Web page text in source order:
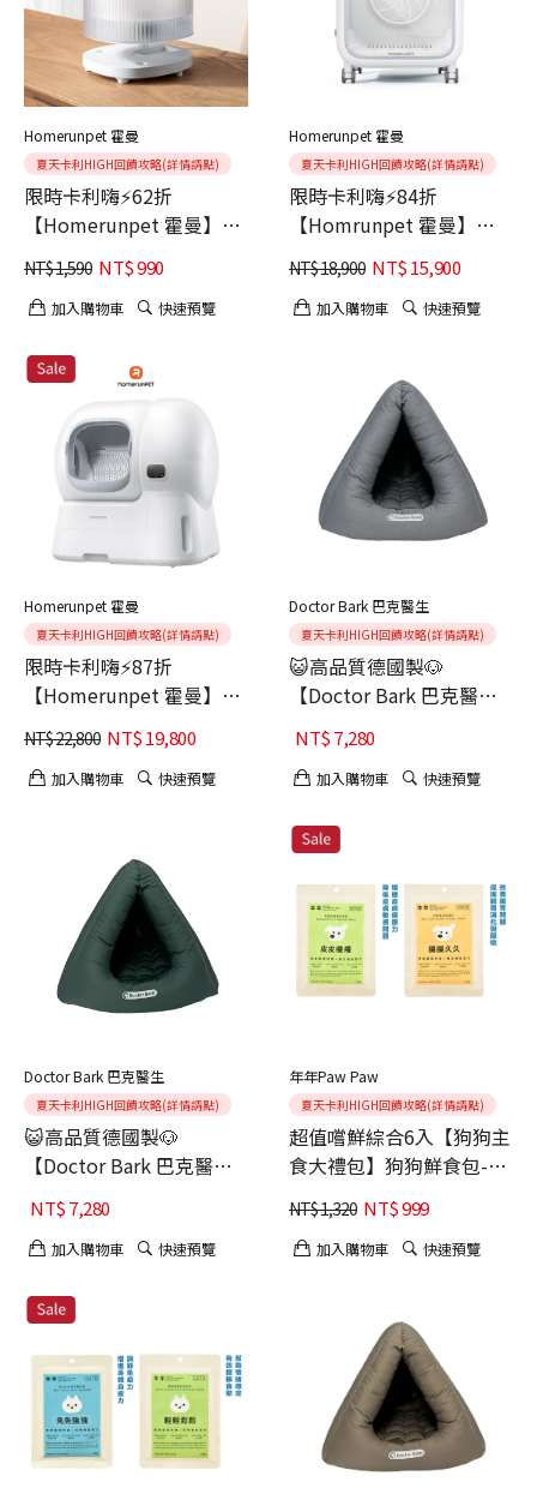
Homerunpet 霍曼
夏天卡利HIGH回饋攻略(詳情請點)
限時卡利嗨⚡62折
【Homerunpet 霍曼】寵
物飲水機Lite 2L 大容量
(水電分離設計)
NT$1,590 NT$990
加入購物車 快速預覽
Homerunpet 霍曼
夏天卡利HIGH回饋攻略(詳情請點)
限時卡利嗨⚡84折
【Homrunpet 霍曼】寵
物烘乾箱Pro 80L
NT$18,900 NT$15,900
加入購物車 快速預覽
Homerunpet 霍曼
夏天卡利HIGH回饋攻略(詳情請點)
限時卡利嗨⚡87折
【Homerunpet 霍曼】寵
物自動貓砂機 CS106
(106L超大內艙/自動補砂)
NT$22,800 NT$19,800
加入購物車 快速預覽
Doctor Bark 巴克醫生
夏天卡利HIGH回饋攻略(詳情請點)
😺高品質德國製🐶
【Doctor Bark 巴克醫
生】肉粽貓窩｜貓寵物床-
海鷗灰
NT$7,280
加入購物車 快速預覽
Doctor Bark 巴克醫生
夏天卡利HIGH回饋攻略(詳情請點)
😺高品質德國製🐶
【Doctor Bark 巴克醫
生】肉粽貓窩｜貓寵物床-
森林綠
NT$7,280
加入購物車 快速預覽
年年Paw Paw
夏天卡利HIGH回饋攻略(詳情請點)
超值嚐鮮綜合6入【狗狗主
食大禮包】狗狗鮮食包-皮
皮癢癢+腸腸久久
NT$1,320 NT$999
加入購物車 快速預覽